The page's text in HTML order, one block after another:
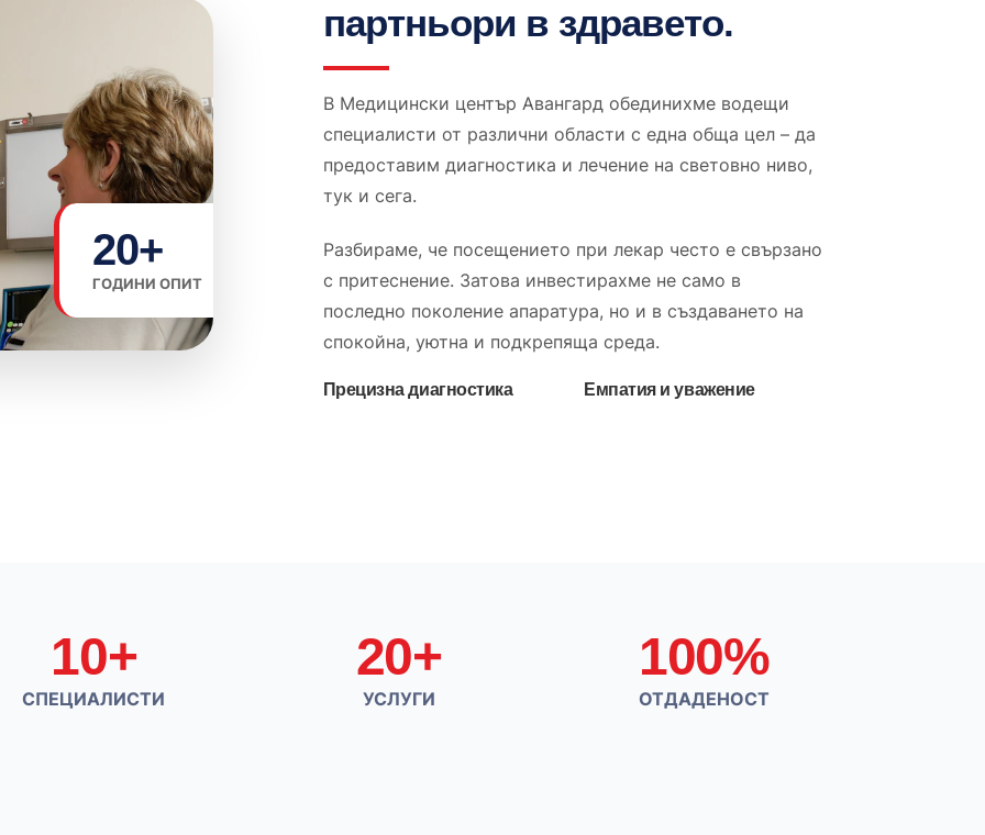
20+
ГОДИНИ ОПИТ
партньори в здравето.
В Медицински център Авангард обединихме водещи
специалисти от различни области с една обща цел – да
предоставим диагностика и лечение на световно ниво,
тук и сега.
Разбираме, че посещението при лекар често е свързано
с притеснение. Затова инвестирахме не само в
последно поколение апаратура, но и в създаването на
спокойна, уютна и подкрепяща среда.
Прецизна диагностика Емпатия и уважение
10+
СПЕЦИАЛИСТИ
20+
УСЛУГИ
100%
ОТДАДЕНОСТ